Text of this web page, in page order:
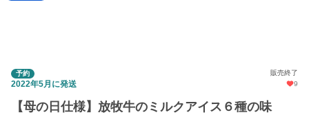
予約 販売終了
2022年5月に発送 9
【母の日仕様】放牧牛のミルクアイス６種の味